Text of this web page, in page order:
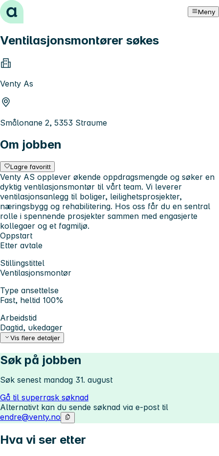
Hopp til innhold Meny
Ventilasjonsmontører søkes
Venty As
Smålonane 2, 5353 Straume
Om jobben
Lagre favoritt
Venty AS opplever økende oppdragsmengde og søker en
dyktig ventilasjonsmontør til vårt team. Vi leverer
ventilasjonsanlegg til boliger, leilighetsprosjekter,
næringsbygg og rehabilitering. Hos oss får du en sentral
rolle i spennende prosjekter sammen med engasjerte
kollegaer og et fagmiljø.
Oppstart
Etter avtale
Stillingstittel
Ventilasjonsmontør
Type ansettelse
Fast, heltid 100%
Arbeidstid
Dagtid, ukedager
Vis flere detaljer
Søk på jobben
Søk senest mandag 31. august
Gå til superrask søknad
Alternativt kan du sende søknad via e-post til
endre@venty.no
Hva vi ser etter